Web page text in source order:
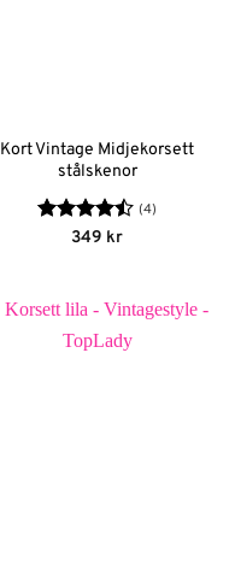
Kort Vintage Midjekorsett
stålskenor
Betygsatt
(4)
349 kr